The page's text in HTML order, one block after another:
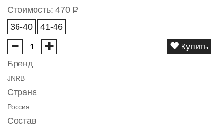
Стоимость: 470 Р
36-40
41-46
Купить
Бренд
JNRB
Страна
Россия
Состав